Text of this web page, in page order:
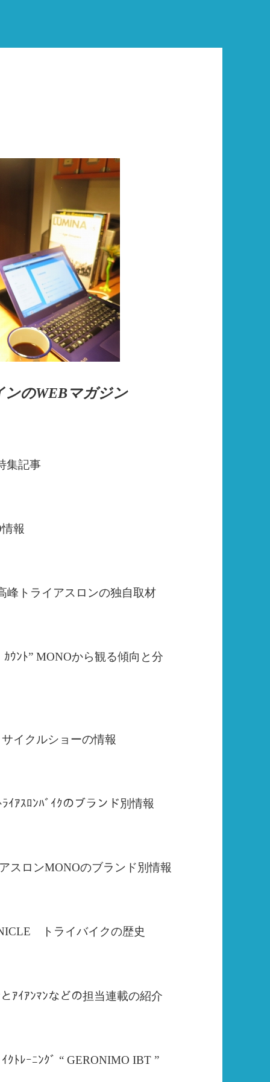
ンのWEBマガジン
集記事
報
トライアスロンの独自取材
ｶｳﾝﾄ” MONOから観る傾向と分
イクルショーの情報
ｲｱｽﾛﾝﾊﾞｲｸのブランド別情報
スロンMONOのブランド別情報
トライバイクの歴史
ｱｲｱﾝﾏﾝなどの担当連載の紹介
ﾄﾚｰﾆﾝｸﾞ “ GERONIMO IBT ”